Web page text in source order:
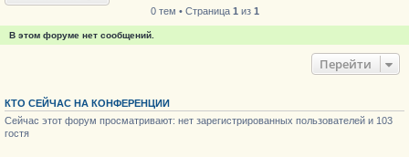
0 тем • Страница 1 из 1
В этом форуме нет сообщений.
Перейти
КТО СЕЙЧАС НА КОНФЕРЕНЦИИ
Сейчас этот форум просматривают: нет зарегистрированных пользователей и 103
гостя